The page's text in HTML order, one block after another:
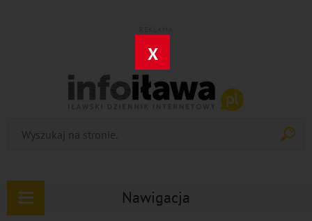
X
Nawigacja
Rozwiń